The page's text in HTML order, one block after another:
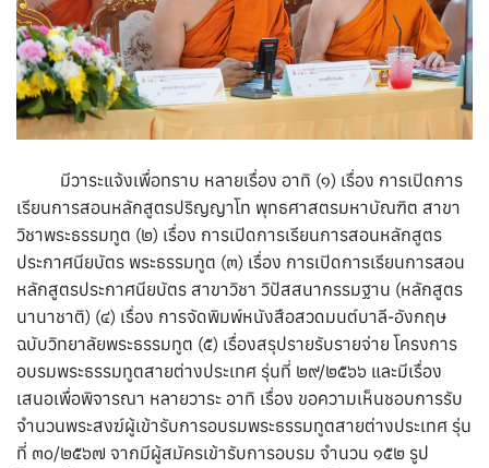
มีวาระแจ้งเพื่อทราบ หลายเรื่อง อาทิ (๑) เรื่อง การเปิดการ
เรียนการสอนหลักสูตรปริญญาโท พุทธศาสตรมหาบัณฑิต สาขา
วิชาพระธรรมทูต (๒) เรื่อง การเปิดการเรียนการสอนหลักสูตร
ประกาศนียบัตร พระธรรมทูต (๓) เรื่อง การเปิดการเรียนการสอน
หลักสูตรประกาศนียบัตร สาขาวิชา วิปัสสนากรรมฐาน (หลักสูตร
นานาชาติ) (๔) เรื่อง การจัดพิมพ์หนังสือสวดมนต์บาลี-อังกฤษ
ฉบับวิทยาลัยพระธรรมทูต (๕) เรื่องสรุปรายรับรายจ่าย โครงการ
อบรมพระธรรมทูตสายต่างประเทศ รุ่นที่ ๒๙/๒๕๖๖ และมีเรื่อง
เสนอเพื่อพิจารณา หลายวาระ อาทิ เรื่อง ขอความเห็นชอบการรับ
จำนวนพระสงฆ์ผู้เข้ารับการอบรมพระธรรมทูตสายต่างประเทศ รุ่น
ที่ ๓๐/๒๕๖๗ จากมีผู้สมัครเข้ารับการอบรม จำนวน ๑๕๒ รูป